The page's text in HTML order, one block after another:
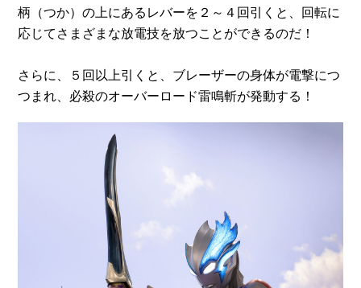
柄（つか）の上にあるレバーを２～４回引くと、回転に
応じてさまざまな放電技を放つことができるのだ！
さらに、５回以上引くと、ブレーザーの身体が電撃につ
つまれ、必殺のオーバーロード雷鳴斬が発動する！